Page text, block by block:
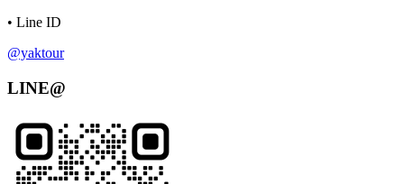
• Line ID
@yaktour
LINE@